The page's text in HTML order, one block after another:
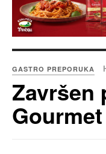
GASTRO PREPORUKA
Završen